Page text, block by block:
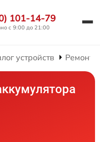
101-14-79
с 9:00 до 21:00
устройств Ремонт